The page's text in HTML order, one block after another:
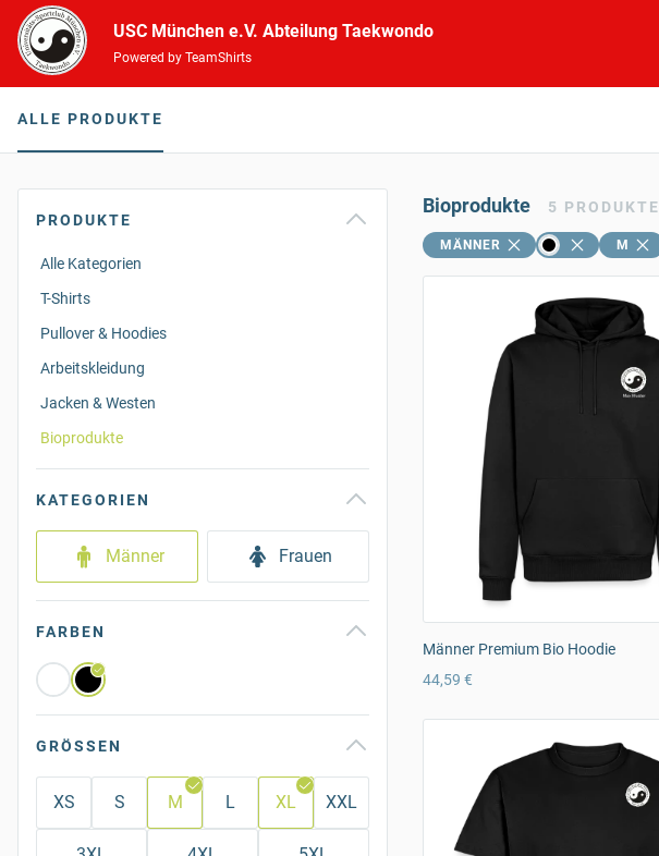
USC München e.V. Abteilung Taekwondo
Powered by TeamShirts
ALLE PRODUKTE
PRODUKTE
Alle Kategorien
T-Shirts
Pullover & Hoodies
Arbeitskleidung
Jacken & Westen
Bioprodukte
KATEGORIEN
Männer Frauen
FARBEN
GRÖSSEN
XS S M L XL XXL
Bioprodukte 5 PRODUKTE
MÄNNER M
Männer Premium Bio Hoodie
44,59 €